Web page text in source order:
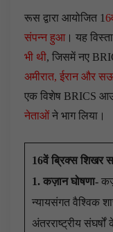
रूस द्वारा आयोजित 1
संपन्न हुआ। यह
भी थी, जिसमें नए
अमीरात, ईरान और
एक विशेष BRICS
नेताओंने भाग लिया।
16वें ब्रिक्स शिखर
1. कज़ान घोषणा-
न्यायसंगत वैश्विक
अंतरराष्ट्रीय